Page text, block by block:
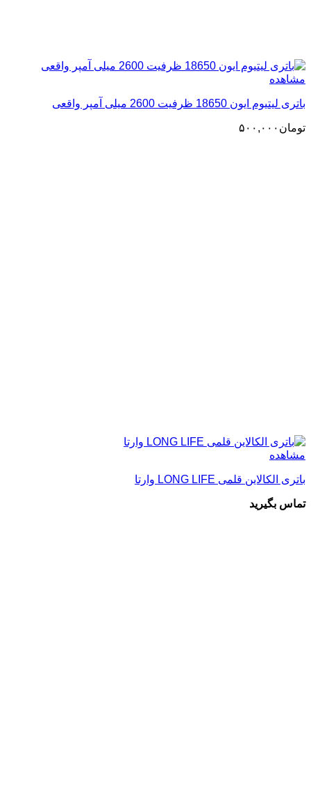
مشاهده
باتری لیتیوم ایون 18650 ظرفیت 2600 میلی آمپر واقعی
تومان ۵۰۰,۰۰۰
مشاهده
باتری الکالاین قلمی LONG LIFE وارتا
تماس بگیرید